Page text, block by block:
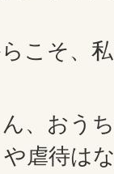
こそ、
、おう
虐待は